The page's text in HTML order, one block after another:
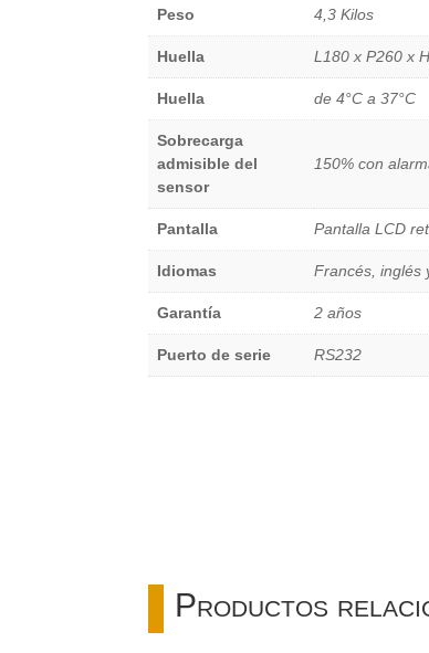
Peso 4,3 Kilos
Huella L180 x P260 x
Huella de 4°C a 37°C
Sobrecarga
admisible del
sensor
150% con
Pantalla Pantalla LCD
Idiomas Francés, inglés
Garantía 2 años
Puerto de serie RS232
Productos